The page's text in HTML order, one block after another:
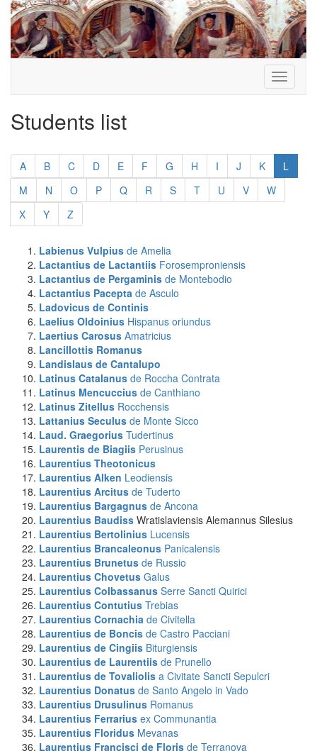
Toggle
Students list
pagination
A B C D E F G H I J K
L
M
N O P Q R S T U V
W
X
Y Z
Labienus Vulpius de Amelia
Lactantius de Lactantiis Forosemproniensis
Lactantius de Pergaminis de Montebodio
Lactantius Pacepta de Asculo
Ladovicus de Continis
Laelius Oldoinius Hispanus oriundus
Laertius Carosus Amatricius
Lancillottis Romanus
Landislaus de Cantalupo
Latinus Catalanus de Roccha Contrata
Latinus Mencuccius de Canthiano
Latinus Zitellus Rocchensis
Lattanius Seculus de Monte Sicco
Laud. Graegorius Tudertinus
Laurentis de Biagiis Perusinus
Laurentius Theotonicus
Laurentius Alken Leodiensis
Laurentius Arcitus de Tuderto
Laurentius Bargagnus de Ancona
Laurentius Baudiss Wratislaviensis Alemannus Silesius
Laurentius Bertolinius Lucensis
Laurentius Brancaleonus Panicalensis
Laurentius Brunetus de Russio
Laurentius Chovetus Galus
Laurentius Colbassanus Serre Sancti Quirici
Laurentius Contutius Trebias
Laurentius Cornachia de Civitella
Laurentius de Boncis de Castro Pacciani
Laurentius de Cingiis Biturgiensis
Laurentius de Laurentiis de Prunello
Laurentius de Tovaliolis a Civitate Sancti Sepulcri
Laurentius Donatus de Santo Angelo in Vado
Laurentius Drusulinus Romanus
Laurentius Ferrarius ex Communantia
Laurentius Floridus Mevanas
Laurentius Francisci de Floris de Terranova